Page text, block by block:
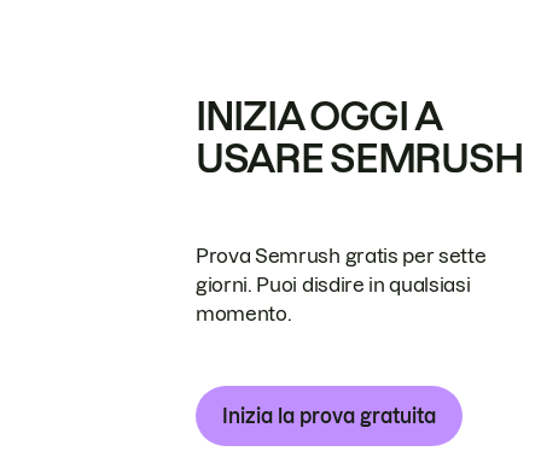
INIZIA OGGI A
USARE SEMRUSH
Prova Semrush gratis per sette
giorni. Puoi disdire in qualsiasi
momento.
Inizia la prova gratuita